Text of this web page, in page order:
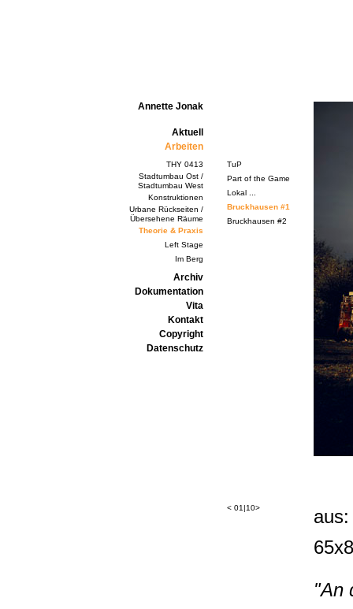
Annette Jonak
Aktuell
Arbeiten
THY 0413
Stadtumbau Ost /
Stadtumbau West
Konstruktionen
Urbane Rückseiten /
Übersehene Räume
Theorie & Praxis
Left Stage
Im Berg
TuP
Part of the Game
Lokal ...
Bruckhausen #1
Bruckhausen #2
Archiv
Dokumentation
Vita
Kontakt
Copyright
Datenschutz
< 01|10>
"An